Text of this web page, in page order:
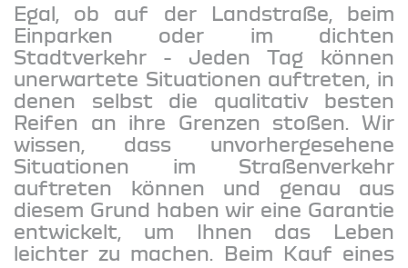
Egal, ob auf der Landstraße, beim
Einparken oder im dichten
Stadtverkehr - Jeden Tag können
unerwartete Situationen auftreten, in
denen selbst die qualitativ besten
Reifen an ihre Grenzen stoßen. Wir
wissen, dass unvorhergesehene
Situationen im Straßenverkehr
auftreten können und genau aus
diesem Grund haben wir eine Garantie
entwickelt, um Ihnen das Leben
leichter zu machen. Beim Kauf eines